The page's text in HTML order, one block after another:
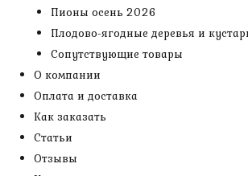
Пионы осень 2026
Плодово-ягодные деревья и
Сопутствующие товары
О компании
Оплата и доставка
Как заказать
Статьи
Отзывы